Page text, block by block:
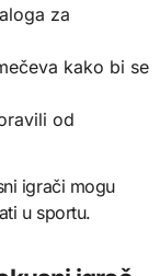
za
kako bi se
od
igrači mogu
u sportu.